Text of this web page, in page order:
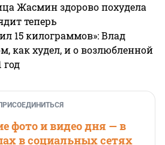
Жасмин здорово похудела
теперь
15 килограммов»: Влад
как худел, и о возлюбленной
год
фото и видео дня — в
в социальных сетях